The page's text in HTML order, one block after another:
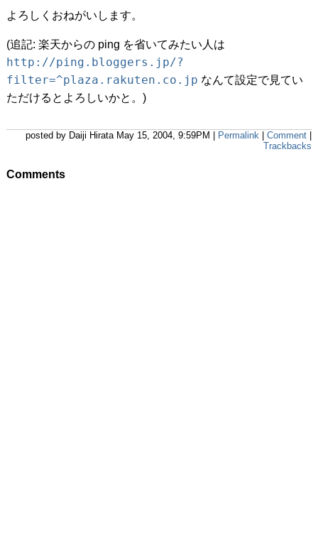
よろしくおねがいします。
(追記: 楽天からの ping を省いてみたい人は
http://ping.bloggers.jp/?
filter=^plaza.rakuten.co.jp なんて設定で見てい
ただけるとよろしいかと。)
posted by Daiji Hirata May 15, 2004, 9:59PM | Permalink Comment
Trackbacks
Comments